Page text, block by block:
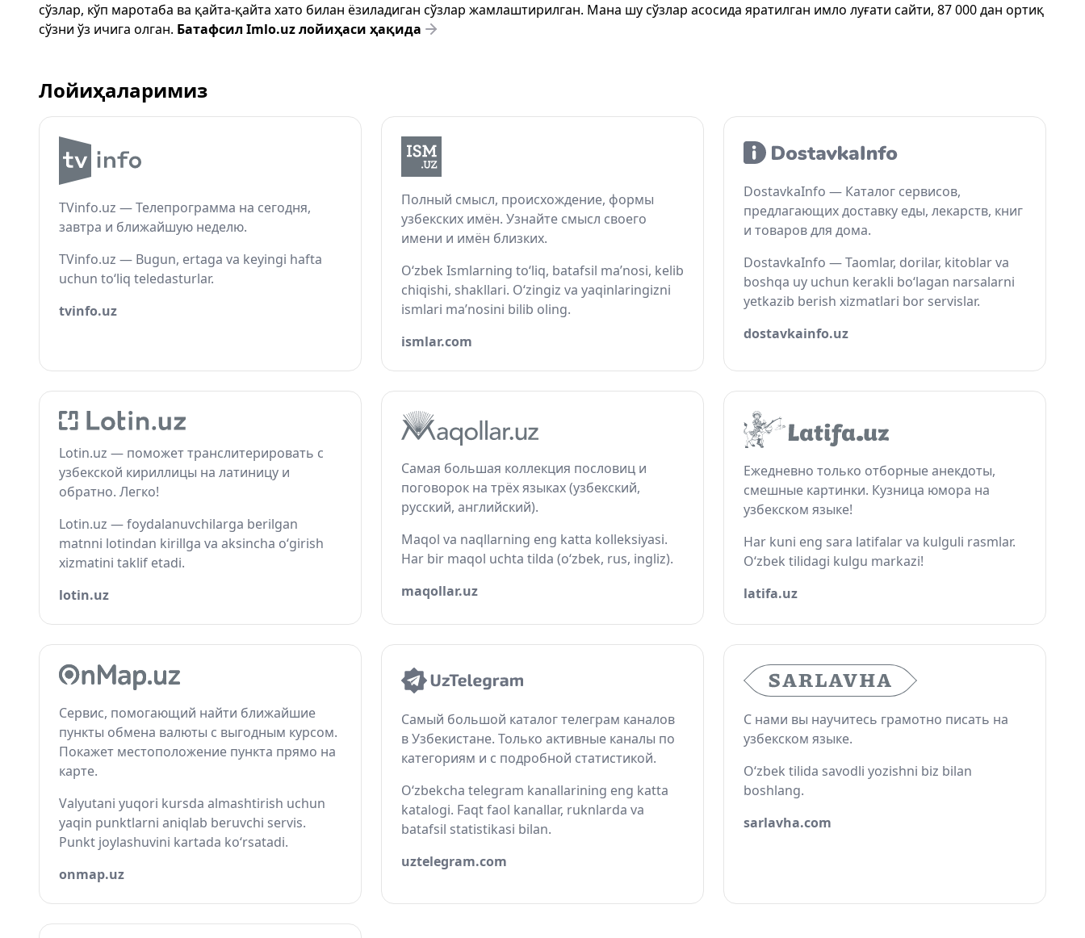
сўзлар, кўп маротаба ва қайта-қайта хато билан ёзиладиган сўзлар жамлаштирилган. Мана шу сўзлар асосида яратилган имло луғати сайти, 87 000 дан ортиқ
сўзни ўз ичига олган. Батафсил Imlo.uz лойиҳаси ҳақида
Лойиҳаларимиз
TVinfo.uz — Телепрограмма на сегодня,
завтра и ближайшую неделю.
TVinfo.uz — Bugun, ertaga va keyingi hafta
uchun to‘liq teledasturlar.
tvinfo.uz
Полный смысл, происхождение, формы
узбекских имён. Узнайте смысл своего
имени и имён близких.
O‘zbek Ismlarning to‘liq, batafsil ma’nosi, kelib
chiqishi, shakllari. O‘zingiz va yaqinlaringizni
ismlari ma’nosini bilib oling.
ismlar.com
DostavkaInfo — Каталог сервисов,
предлагающих доставку еды, лекарств, книг
и товаров для дома.
DostavkaInfo — Taomlar, dorilar, kitoblar va
boshqa uy uchun kerakli bo‘lagan narsalarni
yetkazib berish xizmatlari bor servislar.
dostavkainfo.uz
Lotin.uz — поможет транслитерировать с
узбекской кириллицы на латиницу и
обратно. Легко!
Lotin.uz — foydalanuvchilarga berilgan
matnni lotindan kirillga va aksincha o‘girish
xizmatini taklif etadi.
lotin.uz
Самая большая коллекция пословиц и
поговорок на трёх языках (узбекский,
русский, английский).
Maqol va naqllarning eng katta kolleksiyasi.
Har bir maqol uchta tilda (o‘zbek, rus, ingliz).
maqollar.uz
Ежедневно только отборные анекдоты,
смешные картинки. Кузница юмора на
узбекском языке!
Har kuni eng sara latifalar va kulguli rasmlar.
O‘zbek tilidagi kulgu markazi!
latifa.uz
Сервис, помогающий найти ближайшие
пункты обмена валюты с выгодным курсом.
Покажет местоположение пункта прямо на
карте.
Valyutani yuqori kursda almashtirish uchun
yaqin punktlarni aniqlab beruvchi servis.
Punkt joylashuvini kartada ko‘rsatadi.
onmap.uz
Самый большой каталог телеграм каналов
в Узбекистане. Только активные каналы по
категориям и с подробной статистикой.
O‘zbekcha telegram kanallarining eng katta
katalogi. Faqt faol kanallar, ruknlarda va
batafsil statistikasi bilan.
uztelegram.com
С нами вы научитесь грамотно писать на
узбекском языке.
O‘zbek tilida savodli yozishni biz bilan
boshlang.
sarlavha.com